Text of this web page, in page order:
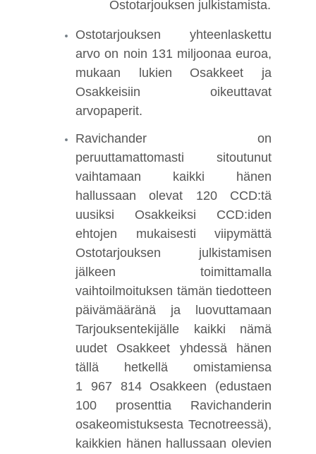
Ostotarjouksen julkistamista.
Ostotarjouksen yhteenlaskettu
arvo on noin 131 miljoonaa euroa,
mukaan lukien Osakkeet ja
Osakkeisiin oikeuttavat
arvopaperit.
Ravichander on
peruuttamattomasti sitoutunut
vaihtamaan kaikki hänen
hallussaan olevat 120 CCD:tä
uusiksi Osakkeiksi CCD:iden
ehtojen mukaisesti viipymättä
Ostotarjouksen julkistamisen
jälkeen toimittamalla
vaihtoilmoituksen tämän tiedotteen
päivämääränä ja luovuttamaan
Tarjouksentekijälle kaikki nämä
uudet Osakkeet yhdessä hänen
tällä hetkellä omistamiensa
1 967 814 Osakkeen (edustaen
100 prosenttia Ravichanderin
osakeomistuksesta Tecnotreessä),
kaikkien hänen hallussaan olevien